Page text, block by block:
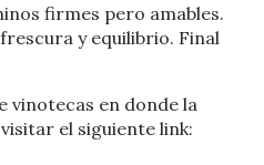
firmes pero amables.
y equilibrio. Final
vinotecas en donde la
el siguiente link: